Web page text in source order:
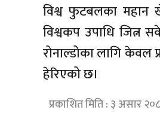
विश्व फुटबलका महान
विश्वकप उपाधि जित्न
रोनाल्डोका लागि केवल
हेरिएको छ।
प्रकाशित मिति : ३ असार